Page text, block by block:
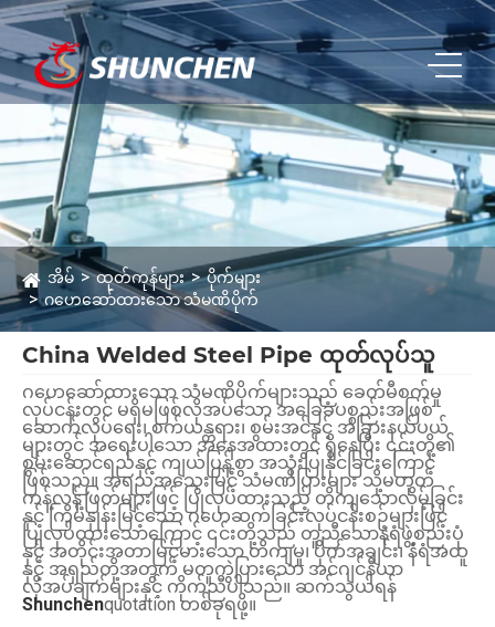
အိမ် ထုတ်ကုန်များ
ပိုက်များ
ဂဟေဆော်ထားသော သံမဏိပိုက်
China Welded Steel Pipe ထုတ်လုပ်သူ
ဂဟေဆော်ထားသော သံမဏိပိုက်များသည် ခေတ်မီစက်မှု
လုပ်ငန်းတွင် မရှိမဖြစ်လိုအပ်သော အခြေခံပစ္စည်းအဖြစ်
ဆောက်လုပ်ရေး၊ စက်ယန္တရား၊ စွမ်းအင်နှင့် အခြားနယ်ပယ်
များတွင် အရေးပါသော အနေအထားတွင် ရှိနေပြီး ၎င်းတို့၏
စွမ်းဆောင်ရည်နှင့် ကျယ်ပြန့်စွာ အသုံးပြုနိုင်ခြင်းကြောင့်
ဖြစ်သည်။ အရည်အသွေးမြင့် သံမဏိပြားများ သို့မဟုတ်
ကန့်လန့်ဖြတ်များဖြင့် ပြုလုပ်ထားသည့် တိကျသောလှိမ့်ခြင်း
နှင့် ကြိမ်နှုန်းမြင့်သော ဂဟေဆက်ခြင်းလုပ်ငန်းစဉ်များဖြင့်
ပြုလုပ်ထားသောကြောင့် ၎င်းတို့သည် တူညီသောနံရံဖွဲ့စည်းပုံ
နှင့် အတိုင်းအတာမြင့်မားသော တိကျမှု၊ ပိုက်အချင်း၊ နံရံအထူ
နှင့် အရှည်တို့အတွက် မတူကွဲပြားသော အင်ဂျင်နီယာ
လိုအပ်ချက်များနှင့် ကိုက်ညီပါသည်။ ဆက်သွယ်ရန်
Shunchenquotation တစ်ခုရဖို့။